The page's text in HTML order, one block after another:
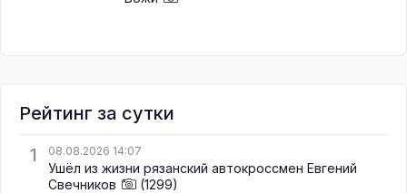
Рейтинг за сутки
1
08.08.2026 14:07
Ушёл из жизни рязанский автокроссмен Евгений
Свечников
(1299)